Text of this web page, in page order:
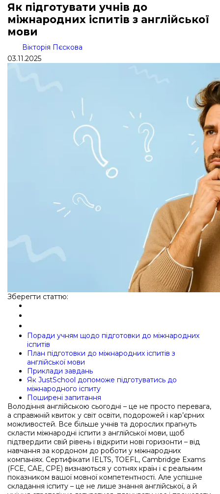
Як підготувати учнів до
міжнародних іспитів з англійської
мови
Вікторія Пєскова
03.11.2025
Зберегти статтю:
Поради учням щодо підготовки до міжнародних
іспитів
План підготовки до міжнародних іспитів з
англійської мови
Приклади завдань
Як JustSchool допоможе підготуватись до
міжнародного іспиту
Поширені запитання
Володіння англійською сьогодні – це не просто перевага,
а справжній квиток у світ освіти, подорожей і кар’єрних
можливостей. Все більше учнів та дорослих прагнуть
скласти міжнародні іспити з англійської мови, щоб
підтвердити свій рівень і відкрити нові горизонти – від
навчання за кордоном до роботи у міжнародних
компаніях. Сертифікати IELTS, TOEFL, Cambridge Exams
(FCE, CAE, CPE) визнаються у сотнях країн і є реальним
показником вашої мовної компетентності. Але успішне
складання іспиту – це не лише знання англійської, а й